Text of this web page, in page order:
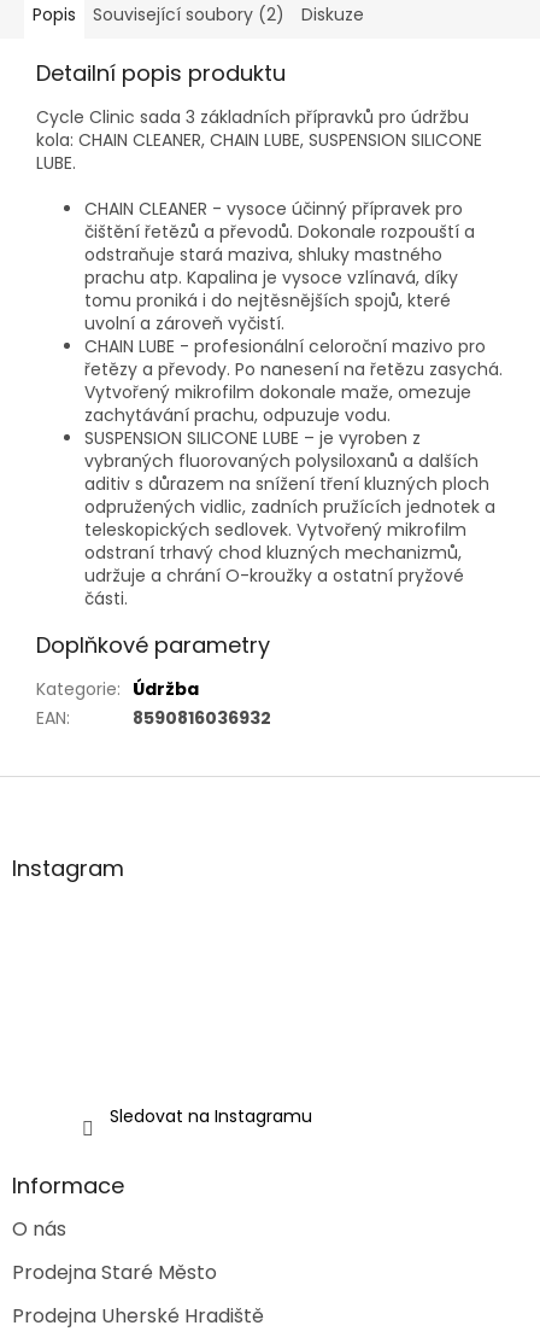
Popis Související soubory (2) Diskuze
Detailní popis produktu
Cycle Clinic sada 3 základních přípravků pro údržbu
kola: CHAIN CLEANER, CHAIN LUBE, SUSPENSION SILICONE
LUBE.
CHAIN CLEANER - vysoce účinný přípravek pro
čištění řetězů a převodů. Dokonale rozpouští a
odstraňuje stará maziva, shluky mastného
prachu atp. Kapalina je vysoce vzlínavá, díky
tomu proniká i do nejtěsnějších spojů, které
uvolní a zároveň vyčistí.
CHAIN LUBE - profesionální celoroční mazivo pro
řetězy a převody. Po nanesení na řetězu zasychá.
Vytvořený mikrofilm dokonale maže, omezuje
zachytávání prachu, odpuzuje vodu.
SUSPENSION SILICONE LUBE – je vyroben z
vybraných fluorovaných polysiloxanů a dalších
aditiv s důrazem na snížení tření kluzných ploch
odpružených vidlic, zadních pružících jednotek a
teleskopických sedlovek. Vytvořený mikrofilm
odstraní trhavý chod kluzných mechanizmů,
udržuje a chrání O-kroužky a ostatní pryžové
části.
Doplňkové parametry
Kategorie: Údržba
EAN: 8590816036932
Z
aInstagram
Sledovat na Instagramu
Informace
O nás
Prodejna Staré Město
Prodejna Uherské Hradiště